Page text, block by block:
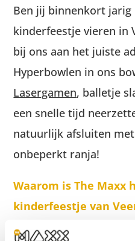
Ben jij binnenkort jarig
kinderfeestje vieren in
bij ons aan het juiste
Hyperbowlen in ons
Lasergamen, balletje
een snelle tijd
natuurlijk afsluiten
onbeperkt ranja!
Waarom is The Maxx
kinderfeestje van
Keuze uit